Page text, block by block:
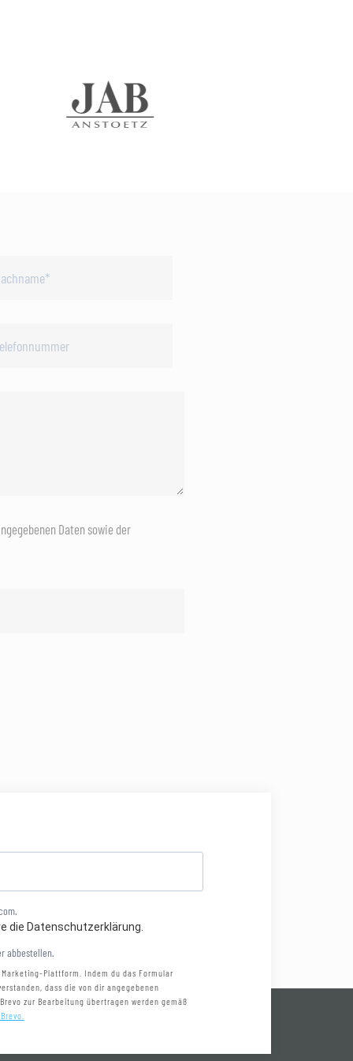
Daten sowie der
die Datenschutzerklärung.
abbestellen.
Plattform. Indem du das Formular
dass die von dir angegebenen
zur Bearbeitung übertragen werden gemäß